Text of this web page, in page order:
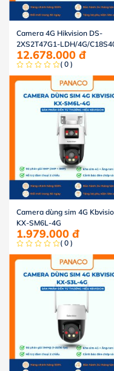
Camera 4G Hikvision DS-
2XS2T47G1-LDH/4G/
12.678.000 đ
( 0 )
Camera dùng sim 4G
KX-SM6L-4G
1.979.000 đ
( 0 )